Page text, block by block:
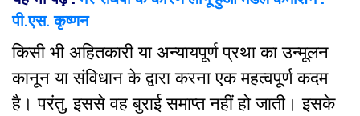
पी.एस. कृष्णन
किसी भी अहितकारी या अन्यायपूर्ण प्रथा का उन्मूलन
कानून या संविधान के द्वारा करना एक महत्वपूर्ण कदम
है। परंतु, इससे वह बुराई समाप्त नहीं हो जाती। इसके